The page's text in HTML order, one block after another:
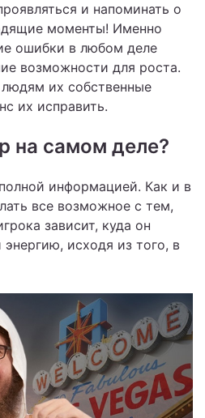
и напоминать о
моменты! Именно
ошибки в любом деле
возможности для роста.
их собственные
их исправить.
на самом деле?
информацией. Как и в
все возможное с тем,
зависит, куда он
исходя из того, в